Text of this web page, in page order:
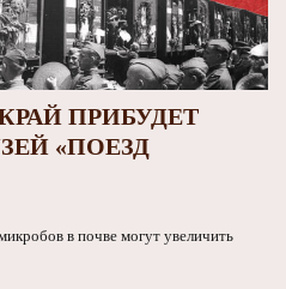
ПРИБУДЕТ
«ПОЕЗД